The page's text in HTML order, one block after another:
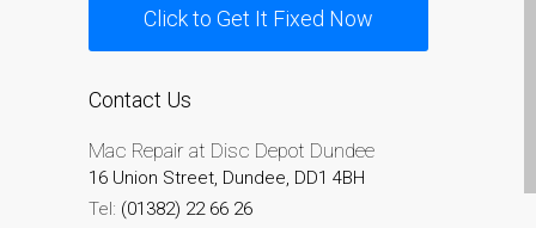
su iPhone y iPad
Cartel publicitario:
Reparaciones de Apple
Click to Get It Fixed Now
Contact Us
Mac Repair at Disc Depot Dundee
16 Union Street, Dundee, DD1 4BH
Tel: (01382) 22 66 26